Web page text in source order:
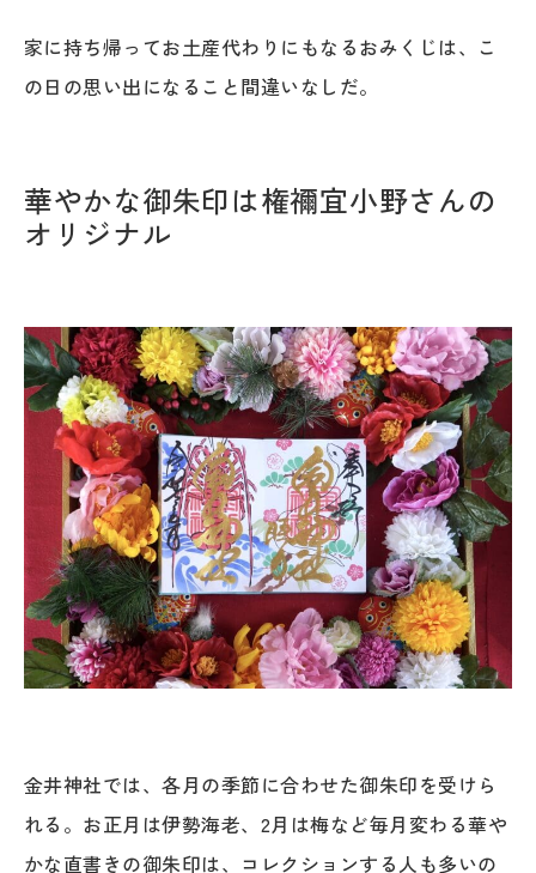
家に持ち帰ってお土産代わりにもなるおみくじは、こ
の日の思い出になること間違いなしだ。
華やかな御朱印は権禰宜小野さんの
オリジナル
金井神社では、各月の季節に合わせた御朱印を受けら
れる。お正月は伊勢海老、2月は梅など毎月変わる華や
かな直書きの御朱印は、コレクションする人も多いの